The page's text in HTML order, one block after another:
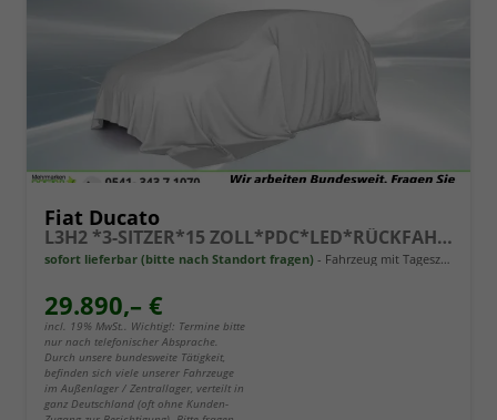
Fiat Ducato
L3H2 *3-SITZER*15 ZOLL*PDC*LED*RÜCKFAHRKAMERA*DAB*KLIMA*HECKTÜRE 260°*
sofort lieferbar (bitte nach Standort fragen) Fahrzeug mit Tageszulassung
29.890,– €
incl. 19% MwSt.. Wichtig!: Termine bitte
nur nach telefonischer Absprache.
Durch unsere bundesweite Tätigkeit,
befinden sich viele unserer Fahrzeuge
im Außenlager / Zentrallager, verteilt in
ganz Deutschland (oft ohne Kunden-